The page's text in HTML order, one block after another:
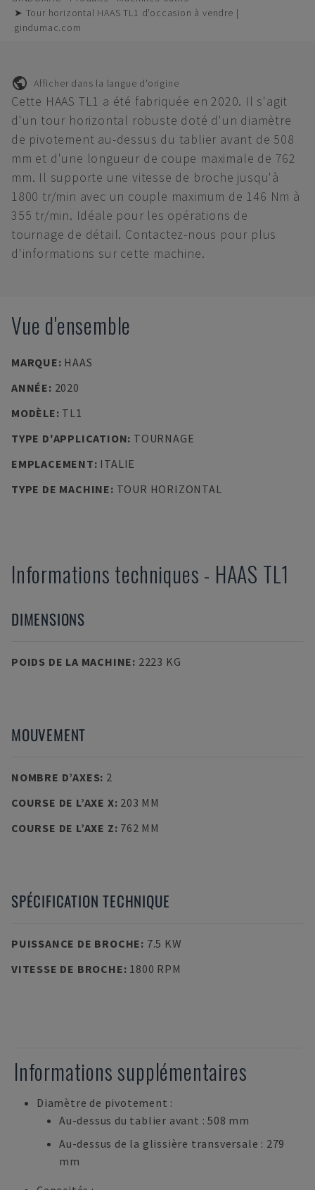
➤ Tour horizontal HAAS TL1 d'occasion à vendre |
gindumac.com
Afficher dans la langue d'origine
Cette HAAS TL1 a été fabriquée en 2020. Il s'agit
d'un tour horizontal robuste doté d'un diamètre
de pivotement au-dessus du tablier avant de 508
mm et d'une longueur de coupe maximale de 762
mm. Il supporte une vitesse de broche jusqu'à
1800 tr/min avec un couple maximum de 146 Nm à
355 tr/min. Idéale pour les opérations de
tournage de détail. Contactez-nous pour plus
d'informations sur cette machine.
Vue d'ensemble
MARQUE: HAAS
ANNÉE: 2020
MODÈLE: TL1
TYPE D'APPLICATION: TOURNAGE
EMPLACEMENT: ITALIE
TYPE DE MACHINE: TOUR HORIZONTAL
Informations techniques - HAAS TL1
DIMENSIONS
POIDS DE LA MACHINE: 2223 KG
MOUVEMENT
NOMBRE D’AXES: 2
COURSE DE L’AXE X: 203 MM
COURSE DE L’AXE Z: 762 MM
SPÉCIFICATION TECHNIQUE
PUISSANCE DE BROCHE: 7.5 KW
VITESSE DE BROCHE: 1800 RPM
Informations supplémentaires
Diamètre de pivotement :
Au-dessus du tablier avant : 508 mm
Au-dessus de la glissière transversale : 279
mm